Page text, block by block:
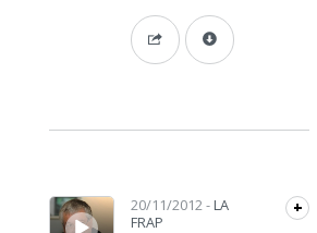
Lecteur audio 20/11/2012- LA
FRAP
+